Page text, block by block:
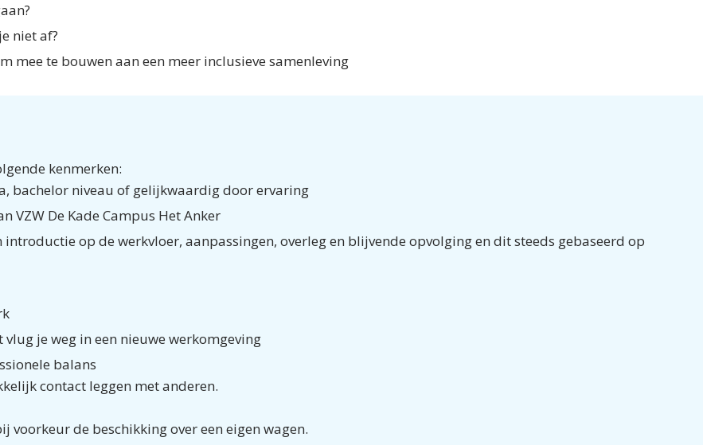
niet af?
mee te bouwen aan een meer inclusieve samenleving
kenmerken:
bachelor niveau of gelijkwaardig door ervaring
VZW De Kade Campus Het Anker
op de werkvloer, aanpassingen, overleg en blijvende opvolging en dit steeds gebaseerd op
je weg in een nieuwe werkomgeving
balans
contact leggen met anderen.
voorkeur de beschikking over een eigen wagen.